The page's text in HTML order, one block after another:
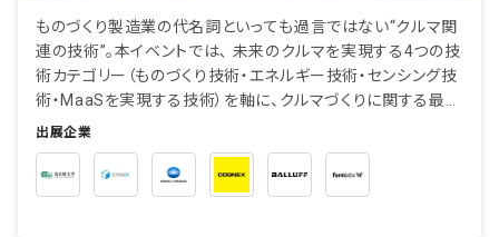
ものづくり製造業の代名詞といっても過言ではない“クルマ関
連の技術”。本イベントでは､ 未来のクルマを実現する4つの技
術カテゴリー（ものづくり技術・エネルギー技術・センシング技
術・MaaSを実現する技術）を軸に、クルマづくりに関する最新
の業界トレンドから、技術知識・ノウハウまで、様...
出展企業